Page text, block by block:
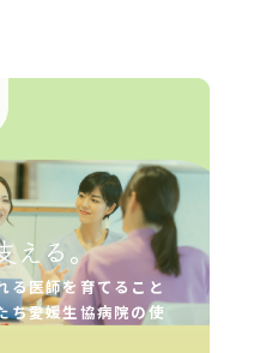
える。
る医師を育てること
ち愛媛生協病院の使